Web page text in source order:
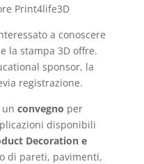
Print4life3D
a conoscere
la stampa 3D offre.
sponsor, la
registrazione.
convegno per
disponibili
Decoration e
di pareti, pavimenti,